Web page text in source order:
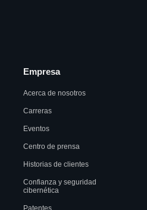
Empresa
Acerca de nosotros
Carreras
Eventos
Centro de prensa
Historias de clientes
Confianza y seguridad
cibernética
Patentes